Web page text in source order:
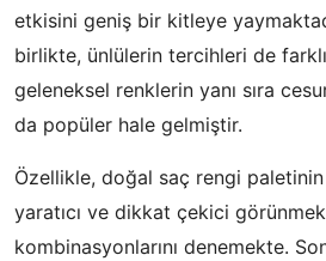
etkisini geniş bir kitleye
birlikte, ünlülerin tercihleri de
geleneksel renklerin yanı sıra
da popüler hale gelmiştir.
Özellikle, doğal saç rengi paletinin
yaratıcı ve dikkat çekici
kombinasyonlarını denemekte.